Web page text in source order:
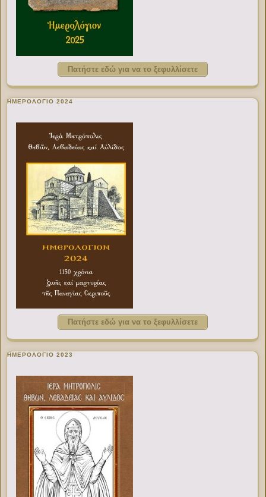
Πατήστε εδώ για να το ξεφυλλίσετε
ΗΜΕΡΟΛΟΓΙΟ 2024
Πατήστε εδώ για να το ξεφυλλίσετε
ΗΜΕΡΟΛΟΓΙΟ 2023